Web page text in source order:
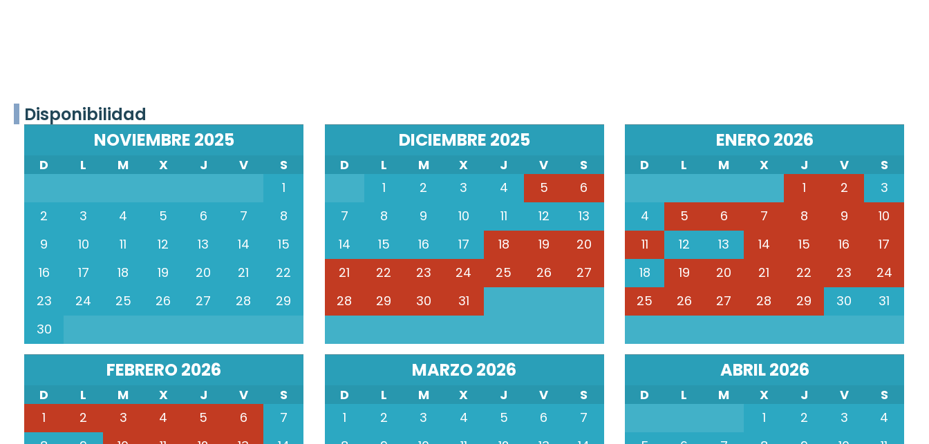
Disponibilidad
NOVIEMBRE 2025
D L M X J V
S
1
2
3 4 5 6 7
8
9
10 11 12 13 14
15
16
17 18 19 20 21
22
23
24 25 26 27 28
29
30
DICIEMBRE 2025
D L M X J V
S
1
2 3 4 5
6
7
8 9 10 11 12
13
14
15 16 17 18 19
20
21
22 23 24 25 26
27
28
29 30 31
ENERO 2026
D L M X J V
S
1
2
3
4
5 6 7 8 9
10
11
12 13 14 15 16
17
18
19 20 21 22 23
24
25
26 27 28 29 30 31
FEBRERO 2026
D L M X J V
S
1
2 3 4 5 6
7
MARZO 2026
D L M X J V
S
1
2 3 4 5 6
7
ABRIL 2026
D L M X J V
S
1
2 3
4